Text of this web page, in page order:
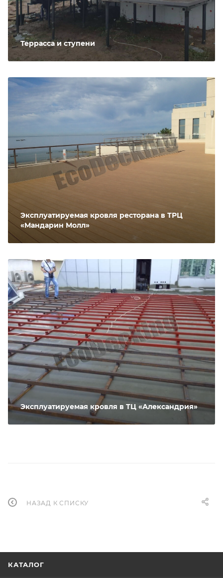
Террасса и ступени
Эксплуатируемая кровля ресторана в ТРЦ
«Мандарин Молл»
Эксплуатируемая кровля в ТЦ «Александрия»
НАЗАД К СПИСКУ
КАТАЛОГ